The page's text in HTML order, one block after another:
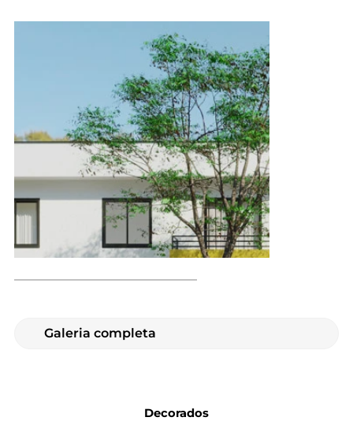
Galeria completa
Decorados